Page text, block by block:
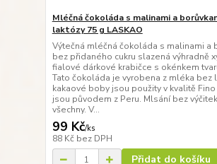
Mléčná čokoláda s malinami a
laktózy 75 g LASKAO
Výtečná mléčná čokoláda s malinami a
bez přidaného cukru slazená výhradně
fialové dárkové krabičce s okénkem
Tato čokoláda je vyrobena z mléka bez
kakaové boby jsou použity v kvalitě
jsou původem z Peru. Mlsání bez
všechny. V...
99 Kč/ks
88 Kč bez DPH
Přidat do košíku